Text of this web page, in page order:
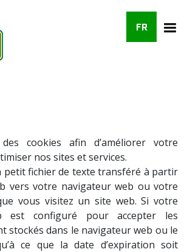
FR
cookies afin d’améliorer votre
nos sites et services.
petit fichier de texte transféré à partir
vers votre navigateur web ou votre
vous visitez un site web. Si votre
est configuré pour accepter les
stockés dans le navigateur web ou le
ce que la date d’expiration soit